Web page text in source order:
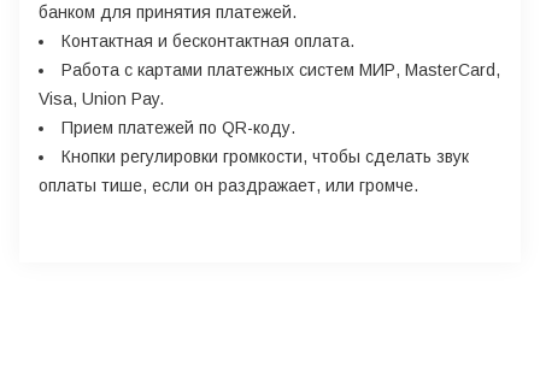
банком для принятия платежей.
Контактная и бесконтактная оплата.
Работа с картами платежных систем МИР, MasterCard,
Visa, Union Pay.
Прием платежей по QR-коду.
Кнопки регулировки громкости, чтобы сделать звук
оплаты тише, если он раздражает, или громче.